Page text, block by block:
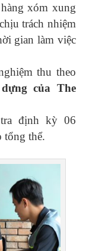
xóm xung
trách nhiệm
gian làm việc
thu theo
của The
định kỳ 06
tổng thể.